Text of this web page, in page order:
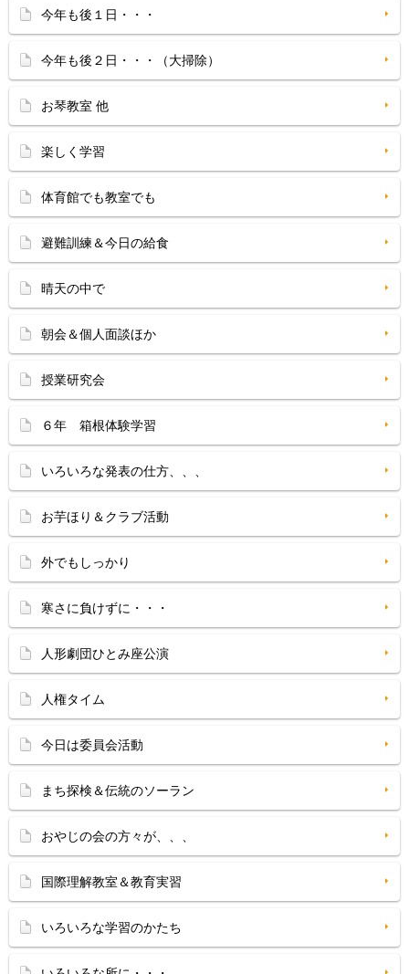
今年も後１日・・・
今年も後２日・・・（大掃除）
お琴教室 他
楽しく学習
体育館でも教室でも
避難訓練＆今日の給食
晴天の中で
朝会＆個人面談ほか
授業研究会
６年 箱根体験学習
いろいろな発表の仕方、、、
お芋ほり＆クラブ活動
外でもしっかり
寒さに負けずに・・・
人形劇団ひとみ座公演
人権タイム
今日は委員会活動
まち探検＆伝統のソーラン
おやじの会の方々が、、、
国際理解教室＆教育実習
いろいろな学習のかたち